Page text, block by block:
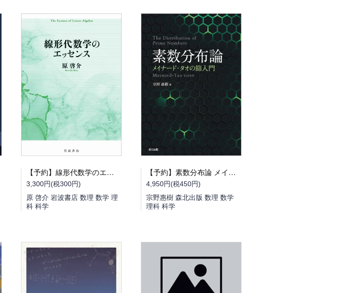
【予約】線形代数学のエッセンス（09/01頃発送予定）
3,300円(税300円)
原 啓介 岩波書店 数理 数学 理
科 科学
【予約】素数分布論 メイナード・タオの篩入門（09/01頃発送予定）
4,950円(税450円)
宗野惠樹 森北出版 数理 数学
理科 科学